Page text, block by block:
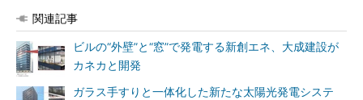
関連記事
ビルの“外壁”と“窓”で発電する新創エネ、大成建設が
カネカと開発
ガラス手すりと一体化した新たな太陽光発電システ